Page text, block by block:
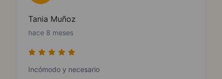
Tania Muñoz
hace 8 meses
Incómodo y necesario